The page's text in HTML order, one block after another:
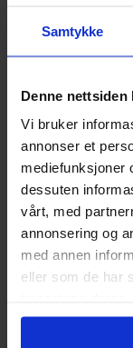
Samtykke
Denne
Vi bruker
annonser et
mediefunksjoner
dessuten
vårt, med
annonsering og
med annen
eller som de har
The Complete
Apprentice
Hassan Otsmane-
Assassin's
Paperback · Engelsk
329
Ikke på nettlager